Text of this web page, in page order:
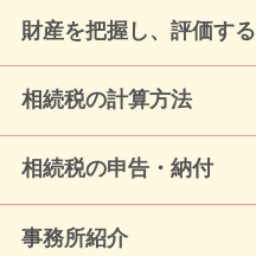
財産を把握し、評価する
相続税の計算方法
相続税の申告・納付
事務所紹介